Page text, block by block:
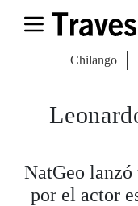
Chilango
NatGeo
por el actor